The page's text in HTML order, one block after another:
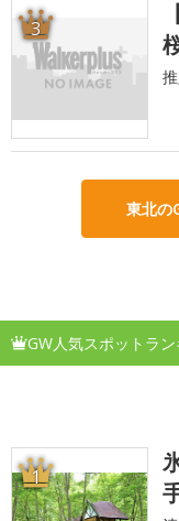
3
東北の
GW人気スポットラン
1